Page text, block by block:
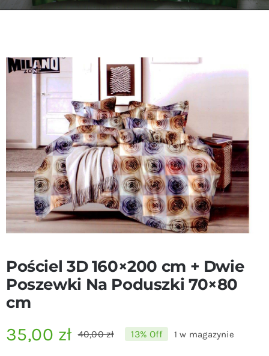
Pościel 3D 160×200 cm + Dwie
Poszewki Na Poduszki 70×80
cm
40,00złPierwotna
35,00 zł
Aktualna
13% Off 1 w magazynie